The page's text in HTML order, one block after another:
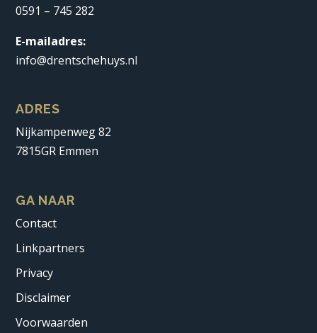
0591 – 745 282
E-mailadres:
info@drentschehuys.nl
ADRES
Nijkampenweg 82
7815GR Emmen
GA NAAR
Contact
Linkpartners
Privacy
Disclaimer
Voorwaarden